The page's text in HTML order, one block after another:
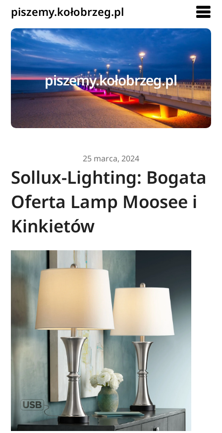
piszemy.kołobrzeg.pl
piszemy.kołobrzeg.pl
25 marca, 2024
Sollux-Lighting: Bogata
Oferta Lamp Moosee i
Kinkietów